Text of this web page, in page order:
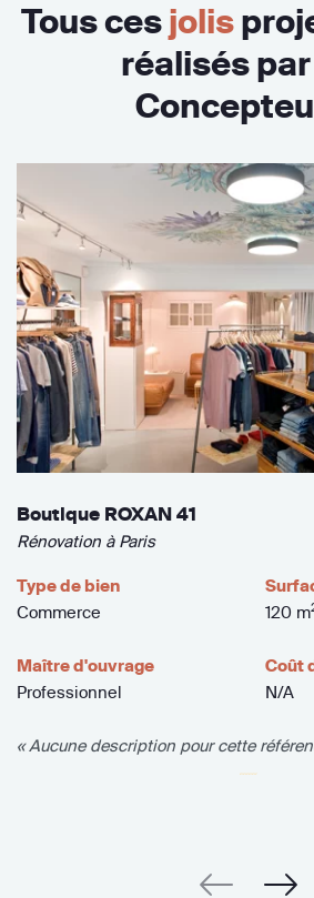
Tous cesjolis
réalisés
Boutique ROXAN 41
Rénovation à Paris
Type de bien
Commerce
120 m
Maître d'ouvrage
Professionnel
Coût
N/A
« Aucune description pour cette